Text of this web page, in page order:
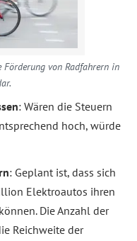
von Radfahrern in
: Wären die Steuern
hoch, würde
: Geplant ist, dass sich
Elektroautos ihren
Die Anzahl der
Reichweite der